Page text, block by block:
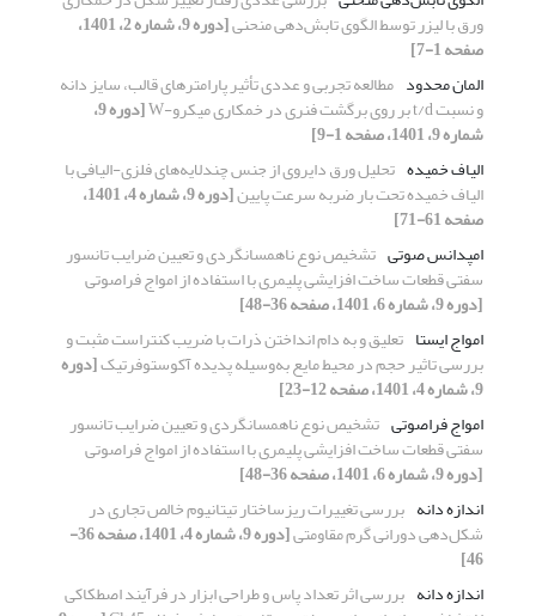
ورق با لیزر توسط الگوی تابش‌دهی منحنی [دوره 9، شماره 2، 1401،
صفحه 1-7]
المان محدود مطالعه تجربی و عددی تأثیر پارامترهای قالب، سایز دانه
و نسبت t/d بر روی برگشت فنری در خمکاری میکرو-W [دوره 9،
شماره 9، 1401، صفحه 1-9]
الیاف خمیده تحلیل ورق دایروی از جنس چندلایه‌های فلزی-الیافی با
الیاف خمیده تحت بار ضربه سرعت پایین [دوره 9، شماره 4، 1401،
صفحه 61-71]
امپدانس صوتی تشخیص نوع ناهمسانگردی و تعیین ضرایب تانسور
سفتی قطعات ساخت افزایشی پلیمری با استفاده از امواج فراصوتی
[دوره 9، شماره 6، 1401، صفحه 36-48]
امواج ایستا تعلیق و به دام انداختن ذرات با ضریب کنتراست مثبت و
بررسی تاثیر حجم در محیط مایع به‌وسیله پدیده آکوستوفرتیک[دوره
9، شماره 4، 1401، صفحه 12-23]
امواج فراصوتی تشخیص نوع ناهمسانگردی و تعیین ضرایب تانسور
سفتی قطعات ساخت افزایشی پلیمری با استفاده از امواج فراصوتی
[دوره 9، شماره 6، 1401، صفحه 36-48]
اندازه دانه بررسی تغییرات ریزساختار تیتانیوم خالص تجاری در
شکل‌دهی دورانی گرم مقاومتی [دوره 9، شماره 4، 1401، صفحه 36-
46]
اندازه دانه بررسی اثر تعداد پاس و طراحی ابزار در فرآیند اصطکاکی